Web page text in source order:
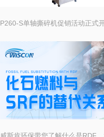
P260-S单轴撕碎机促销活动正式